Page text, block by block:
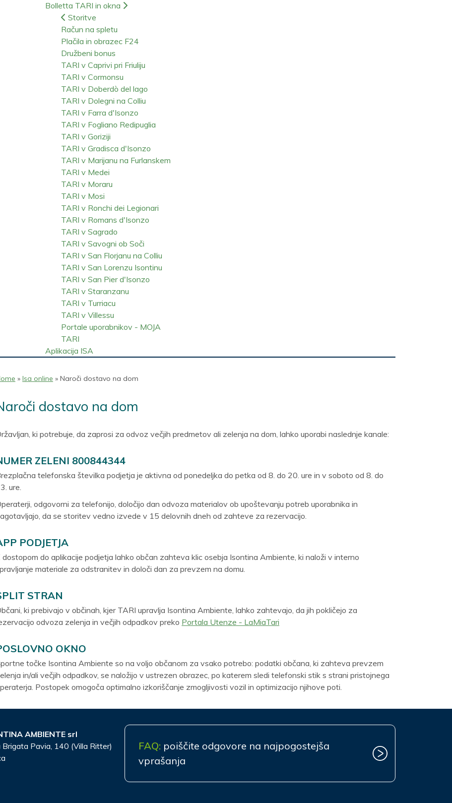
Bolletta TARI in okna
Storitve
Račun na spletu
Plačila in obrazec F24
Družbeni bonus
TARI v Caprivi pri Friuliju
TARI v Cormonsu
TARI v Doberdò del lago
TARI v Dolegni na Colliu
TARI v Farra d'Isonzo
TARI v Fogliano Redipuglia
TARI v Goriziji
TARI v Gradisca d'Isonzo
TARI v Marijanu na Furlanskem
TARI v Medei
TARI v Moraru
TARI v Mosi
TARI v Ronchi dei Legionari
TARI v Romans d'Isonzo
TARI v Sagrado
TARI v Savogni ob Soči
TARI v San Florjanu na Colliu
TARI v San Lorenzu Isontinu
TARI v San Pier d'Isonzo
TARI v Staranzanu
TARI v Turriacu
TARI v Villessu
Portale uporabnikov - MOJA
TARI
Aplikacija ISA
» Isa online » Naroči dostavo na dom
dostavo na dom
ki potrebuje, da zaprosi za odvoz večjih predmetov ali zelenja na dom, lahko uporabi naslednje kanale:
ZELENI 800844344
telefonska številka podjetja je aktivna od ponedeljka do petka od 8. do 20. ure in v soboto od 8. do
ure.
odgovorni za telefonijo, določijo dan odvoza materialov ob upoštevanju potreb uporabnika in
da se storitev vedno izvede v 15 delovnih dneh od zahteve za rezervacijo.
PODJETJA
dostopom do aplikacije podjetja lahko občan zahteva klic osebja Isontina Ambiente, ki naloži v interno
materiale za odstranitev in določi dan za prevzem na domu.
STRAN
ki prebivajo v občinah, kjer TARI upravlja Isontina Ambiente, lahko zahtevajo, da jih pokličejo za
odvoza zelenja in večjih odpadkov preko Portala Utenze - LaMiaTari
OKNO
točke Isontina Ambiente so na voljo občanom za vsako potrebo: podatki občana, ki zahteva prevzem
in/ali večjih odpadkov, se naložijo v ustrezen obrazec, po katerem sledi telefonski stik s strani pristojnega
Postopek omogoča optimalno izkoriščanje zmogljivosti vozil in optimizacijo njihove poti.
AMBIENTE srl
Brigata Pavia, 140 (Villa Ritter)
FAQ: poiščite odgovore na najpogostejša
vprašanja